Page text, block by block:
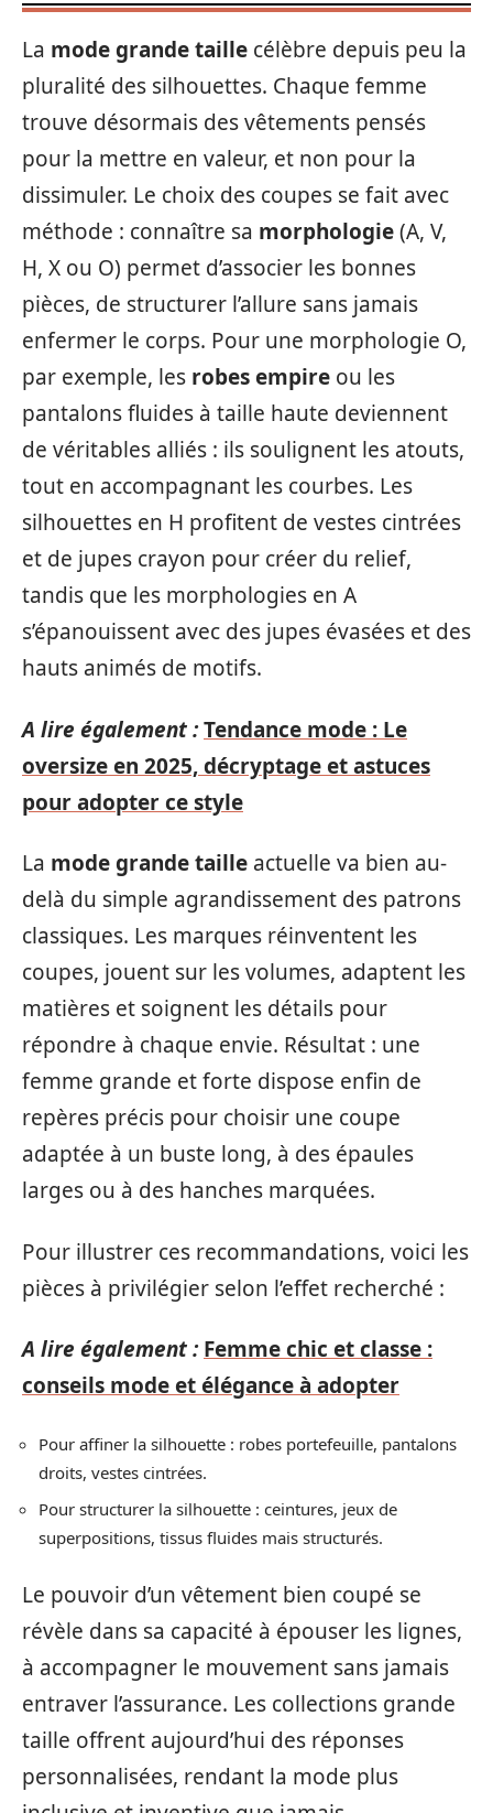
La mode grande taille célèbre depuis peu la
pluralité des silhouettes. Chaque femme
trouve désormais des vêtements pensés
pour la mettre en valeur, et non pour la
dissimuler. Le choix des coupes se fait avec
méthode : connaître sa morphologie(A, V,
H, X ou O) permet d’associer les bonnes
pièces, de structurer l’allure sans jamais
enfermer le corps. Pour une morphologie O,
par exemple, les robes empire ou les
pantalons fluides à taille haute deviennent
de véritables alliés : ils soulignent les atouts,
tout en accompagnant les courbes. Les
silhouettes en H profitent de vestes cintrées
et de jupes crayon pour créer du relief,
tandis que les morphologies en A
s’épanouissent avec des jupes évasées et des
hauts animés de motifs.
A lire également :Tendance mode : Le
oversize en 2025, décryptage et astuces
pour adopter ce style
La mode grande taille actuelle va bien au-
delà du simple agrandissement des patrons
classiques. Les marques réinventent les
coupes, jouent sur les volumes, adaptent les
matières et soignent les détails pour
répondre à chaque envie. Résultat : une
femme grande et forte dispose enfin de
repères précis pour choisir une coupe
adaptée à un buste long, à des épaules
larges ou à des hanches marquées.
Pour illustrer ces recommandations, voici les
pièces à privilégier selon l’effet recherché :
A lire également : Femme chic et classe :
conseils mode et élégance à adopter
Pour affiner la silhouette : robes portefeuille, pantalons
droits, vestes cintrées.
Pour structurer la silhouette : ceintures, jeux de
superpositions, tissus fluides mais structurés.
Le pouvoir d’un vêtement bien coupé se
révèle dans sa capacité à épouser les lignes,
à accompagner le mouvement sans jamais
entraver l’assurance. Les collections grande
taille offrent aujourd’hui des réponses
personnalisées, rendant la mode plus